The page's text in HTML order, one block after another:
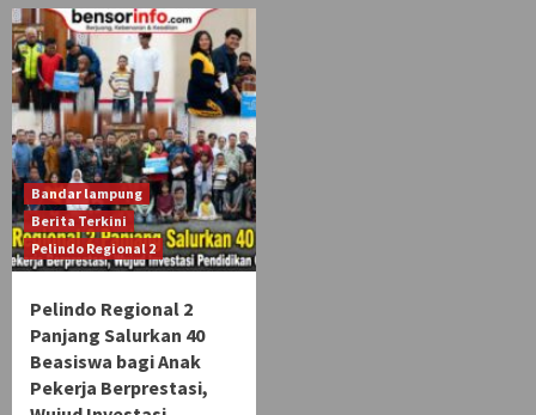
Bandar lampung
Berita Terkini
Pelindo Regional 2
Pelindo Regional 2
Panjang Salurkan 40
Beasiswa bagi Anak
Pekerja Berprestasi,